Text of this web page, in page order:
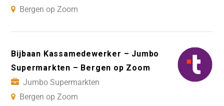
Bergen op Zoom
Bijbaan Kassamedewerker – Jumbo
Supermarkten – Bergen op Zoom
Jumbo Supermarkten
Bergen op Zoom